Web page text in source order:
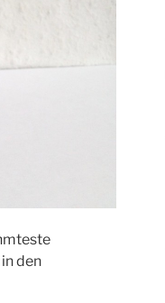
in den